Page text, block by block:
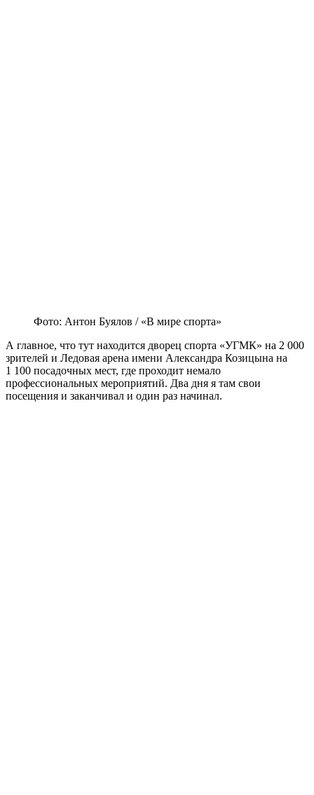
Фото: Антон Буялов / «В мире спорта»
А главное, что тут находится дворец спорта «УГМК» на 2 000
зрителей и Ледовая арена имени Александра Козицына на
1 100 посадочных мест, где проходит немало
профессиональных мероприятий. Два дня я там свои
посещения и заканчивал и один раз начинал.